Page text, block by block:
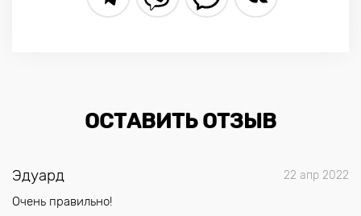
ОСТАВИТЬ ОТЗЫВ
Эдуард 22 апр 2022
Очень правильно!